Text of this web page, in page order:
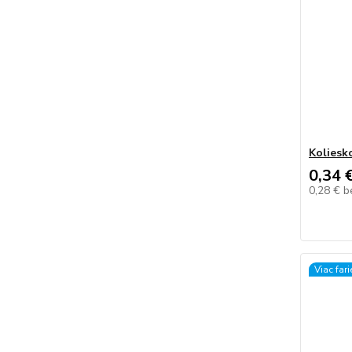
0,34
0,28 €
Viac